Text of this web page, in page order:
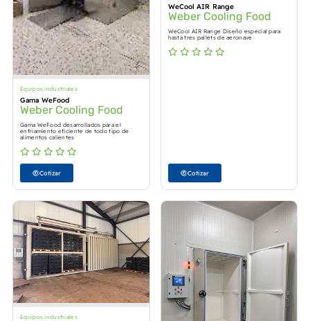
Equipos industriales
Gama WeFood
Weber Cooling Food
Gama WeFood desarrollados para el
enfriamiento eficiente de todo tipo de
alimentos calientes
Cotizar
WeCool AIR Range
Weber Cooling Food
WeCool AIR Range Diseño especial para
hasta tres pallets de aeronave
Cotizar
Equipos industriales